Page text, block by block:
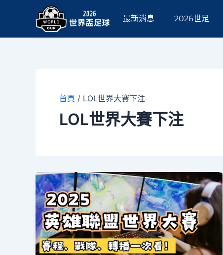
最新消息 2026世足
首頁 / LOL世界大賽下注
LOL世界大賽下注